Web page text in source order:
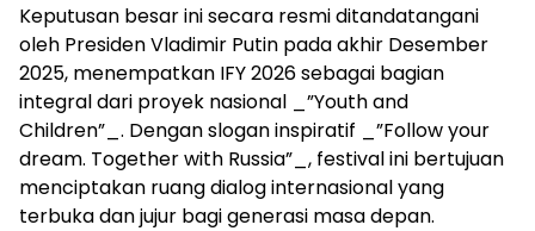
Keputusan besar ini secara resmi ditandatangani
oleh Presiden Vladimir Putin pada akhir Desember
2025, menempatkan IFY 2026 sebagai bagian
integral dari proyek nasional _”Youth and
Children”_. Dengan slogan inspiratif _”Follow your
dream. Together with Russia”_, festival ini bertujuan
menciptakan ruang dialog internasional yang
terbuka dan jujur bagi generasi masa depan.